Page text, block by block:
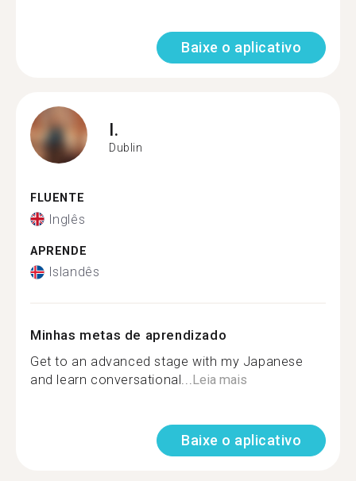
Baixe o aplicativo
I.
Dublin
FLUENTE
Inglês
APRENDE
Islandês
Minhas metas de aprendizado
Get to an advanced stage with my Japanese
and learn conversational...Leia mais
Baixe o aplicativo